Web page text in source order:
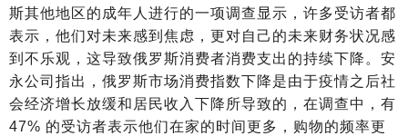
斯其他地区的成年人进行的一项调查显示，许多受访者都
表示，他们对未来感到焦虑，更对自己的未来财务状况感
到不乐观，这导致俄罗斯消费者消费支出的持续下降。安
永公司指出，俄罗斯市场消费指数下降是由于疫情之后社
会经济增长放缓和居民收入下降所导致的，在调查中，有
47% 的受访者表示他们在家的时间更多，购物的频率更